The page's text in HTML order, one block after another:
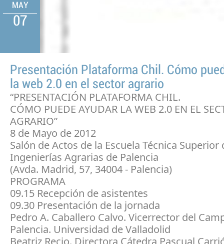
MAY
07
Presentación Plataforma Chil. Cómo
la web 2.0 en el sector agrario
“PRESENTACIÓN PLATAFORMA CHIL.
CÓMO PUEDE AYUDAR LA WEB 2.0 EN EL
AGRARIO”
8 de Mayo de 2012
Salón de Actos de la Escuela Técnica Superior
Ingenierías Agrarias de Palencia
(Avda. Madrid, 57, 34004 - Palencia)
PROGRAMA
09.15 Recepción de asistentes
09.30 Presentación de la jornada
Pedro A. Caballero Calvo. Vicerrector del
Palencia. Universidad de Valladolid
Beatriz Recio. Directora Cátedra Pascual